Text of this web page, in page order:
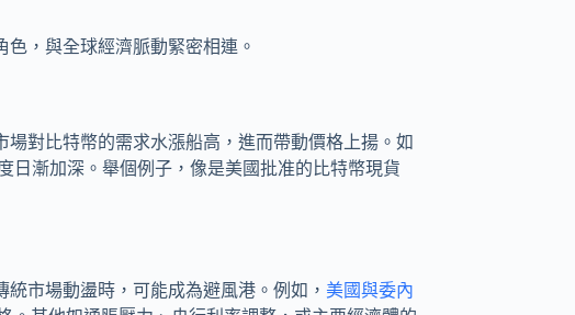
，與全球經濟脈動緊密相連。
對比特幣的需求水漲船高，進而帶動價格上揚。如
日漸加深。舉個例子，像是美國批准的比特幣現貨
市場動盪時，可能成為避風港。例如， 美國與委內